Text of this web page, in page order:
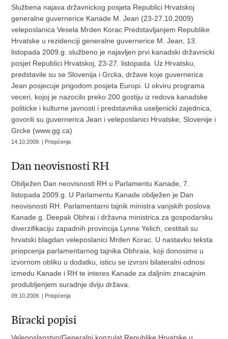
Službena najava državnickog posjeta Republici Hrvatskoj
generalne guvernerice Kanade M. Jean (23-27.10.2009)
veleposlanica Vesela Mrden Korac Predstavljanjem Republike
Hrvatske u rezidenciji generalne guvernerice M. Jean, 13.
listopada 2009.g. službeno je najavljen prvi kanadski državnicki
posjet Republici Hrvatskoj, 23-27. listopada. Uz Hrvatsku,
predstavile su se Slovenija i Grcka, države koje guvernerica
Jean posjecuje prigodom posjeta Europi. U okviru programa
veceri, kojoj je nazocilo preko 200 gostiju iz redova kanadske
politicke i kulturne javnosti i predstavnika useljenicki zajednica,
govorili su guvernerica Jean i veleposlanici Hrvatske, Slovenije i
Grcke (www.gg.ca)
14.10.2009. | Priopćenja
Dan neovisnosti RH
Obilježen Dan neovisnosti RH u Parlamentu Kanade, 7.
listopada 2009.g. U Parlamentu Kanade obilježen je Dan
neovisnosti RH. Parlamentarni tajnik ministra vanjskih poslova
Kanade g. Deepak Obhrai i državna ministrica za gospodarsku
diverzifikaciju zapadnih provincija Lynne Yelich, cestitali su
hrvatski blagdan veleposlanici Mrden Korac. U nastavku teksta
priopcenja parlamentarnog tajnika Obhraia, koji donosimo u
izvornom obliku u dodatku, isticu se izvrsni bilateralni odnosi
izmedu Kanade i RH te interes Kanade za daljnim znacajnim
produbljenjem suradnje dviju država.
09.10.2009. | Priopćenja
Biracki popisi